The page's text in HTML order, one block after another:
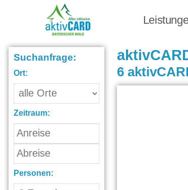
Suchanfrage:
Ort:
Zeitraum:
Personen: